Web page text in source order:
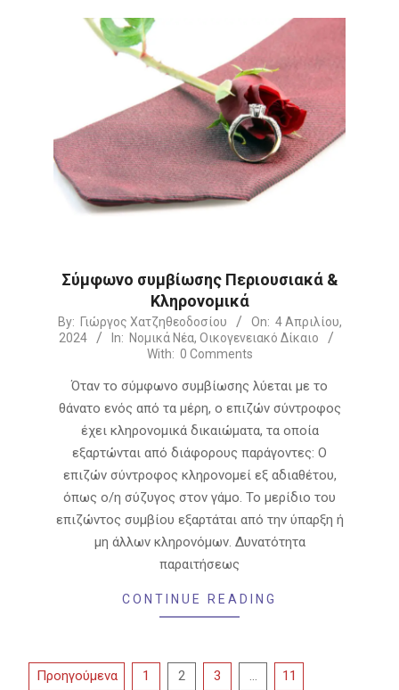
Σύμφωνο συμβίωσης Περιουσιακά &
Κληρονομικά
2024-
04-
By: Γιώργος Χατζηθεοδοσίου On: 4 Απριλίου,
2024
In: Νομικά Νέα, Οικογενειακό Δίκαιο
With: 0 Comments
Όταν το σύμφωνο συμβίωσης λύεται με το
θάνατο ενός από τα μέρη, ο επιζών σύντροφος
έχει κληρονομικά δικαιώματα, τα οποία
εξαρτώνται από διάφορους παράγοντες: Ο
επιζών σύντροφος κληρονομεί εξ αδιαθέτου,
όπως ο/η σύζυγος στον γάμο. Το μερίδιο του
επιζώντος συμβίου εξαρτάται από την ύπαρξη ή
μη άλλων κληρονόμων. Δυνατότητα
παραιτήσεως
CONTINUE READING
Σελιδοποίηση
Προηγούμενα 1 2 3 …
11